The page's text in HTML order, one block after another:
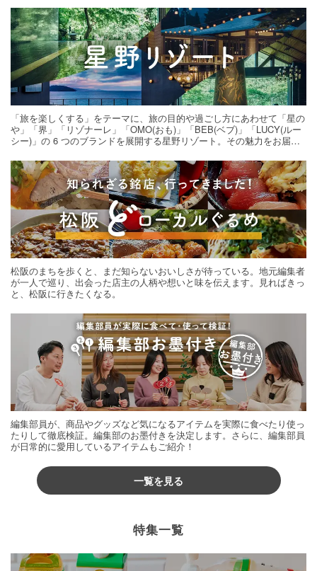
「旅を楽しくする」をテーマに、旅の目的や過ごし方にあわせて「星の
や」「界」「リゾナーレ」「OMO(おも)」「BEB(ベブ)」「LUCY(ルー
シー)」の 6 つのブランドを展開する星野リゾート。その魅力をお届け
松阪のまちを歩くと、まだ知らないおいしさが待っている。地元編集者
が一人で巡り、出会った店主の人柄や想いと味を伝えます。見ればきっ
と、松阪に行きたくなる。
編集部員が、商品やグッズなど気になるアイテムを実際に食べたり使っ
たりして徹底検証。編集部のお墨付きを決定します。さらに、編集部員
が日常的に愛用しているアイテムもご紹介！
一覧を見る
特集一覧